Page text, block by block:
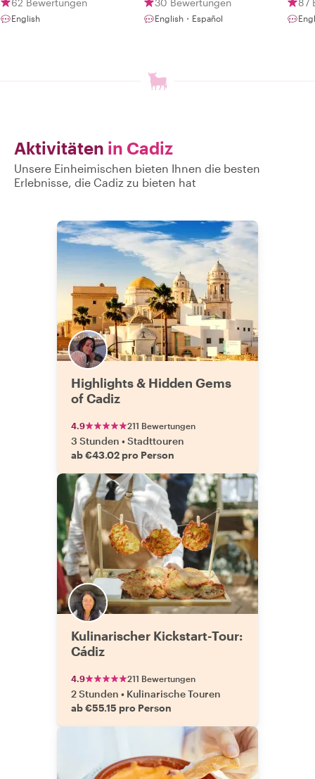
English English・Español
Aktivitäten in Cadiz
Unsere Einheimischen bieten Ihnen die besten
Erlebnisse, die Cadiz zu bieten hat
Highlights & Hidden Gems
of Cadiz
4.9 211 Bewertungen
3 Stunden •Stadttouren
ab €43.02 pro Person
Kulinarischer Kickstart-Tour:
Cádiz
4.9 211 Bewertungen
2 Stunden • Kulinarische Touren
ab €55.15 pro Person